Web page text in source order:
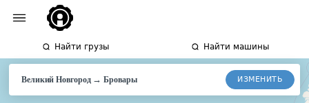
Найти грузы Найти машины
Великий Новгород→Бровары ИЗМЕНИТЬ